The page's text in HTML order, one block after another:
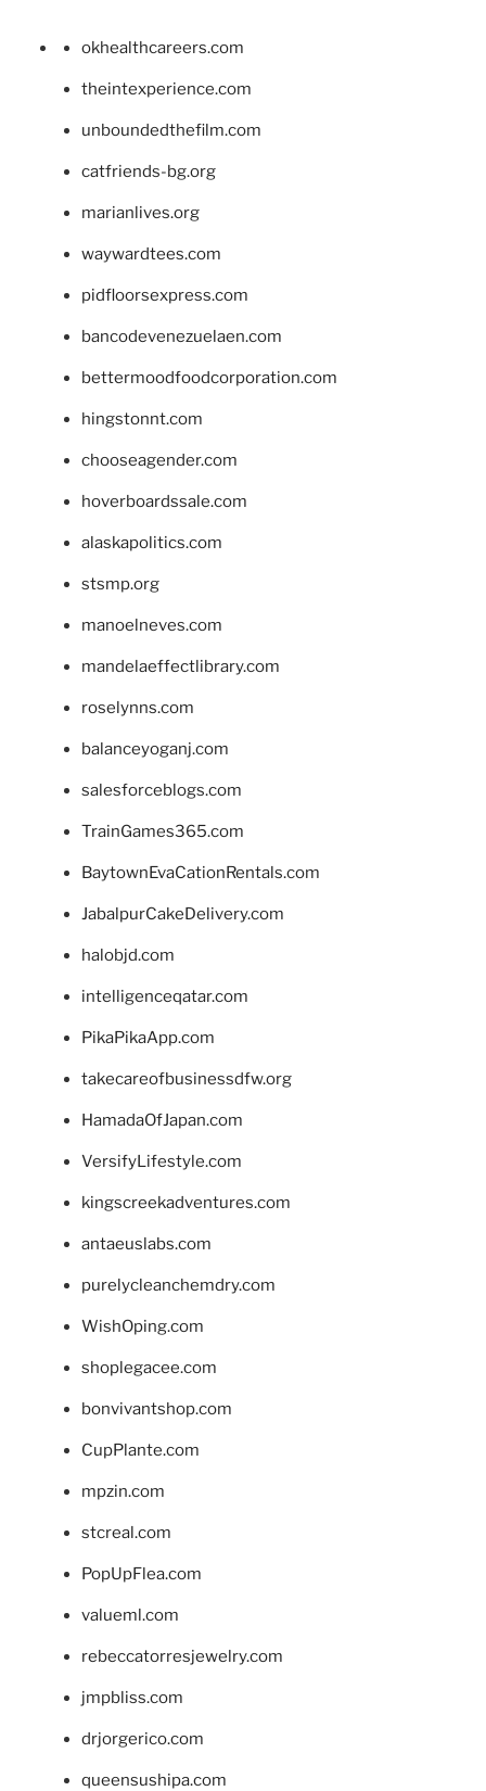
okhealthcareers.com
theintexperience.com
unboundedthefilm.com
catfriends-bg.org
marianlives.org
waywardtees.com
pidfloorsexpress.com
bancodevenezuelaen.com
bettermoodfoodcorporation.com
hingstonnt.com
chooseagender.com
hoverboardssale.com
alaskapolitics.com
stsmp.org
manoelneves.com
mandelaeffectlibrary.com
roselynns.com
balanceyoganj.com
salesforceblogs.com
TrainGames365.com
BaytownEvaCationRentals.com
JabalpurCakeDelivery.com
halobjd.com
intelligenceqatar.com
PikaPikaApp.com
takecareofbusinessdfw.org
HamadaOfJapan.com
VersifyLifestyle.com
kingscreekadventures.com
antaeuslabs.com
purelycleanchemdry.com
WishOping.com
shoplegacee.com
bonvivantshop.com
CupPlante.com
mpzin.com
stcreal.com
PopUpFlea.com
valueml.com
rebeccatorresjewelry.com
jmpbliss.com
drjorgerico.com
queensushipa.com